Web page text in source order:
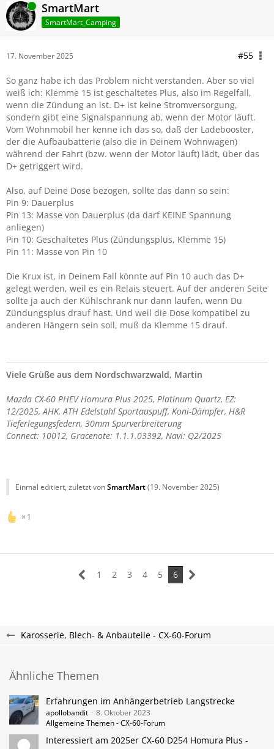
Online SmartMart
SmartMart_Camping
17. November 2025 #55
So ganz habe ich das Problem nicht verstanden. Aber so viel
weiß ich: Klemme 15 ist geschaltetes Plus, also im Regelfall,
wenn die Zündung an ist. D+ ist keine Stromversorgung,
sondern gibt eine Signalspannung ab, wenn der Motor läuft.
Vom Wohnmobil her kenne ich das so, daß der Ladebooster,
der die Aufbaubatterie (also die in Deinem Wohnwagen)
während der Fahrt (bzw. wenn der Motor läuft) lädt, über das
D+ getriggert wird.
Also, auf Deine Dose bezogen, sollte das dann so sein:
Pin 9: Dauerplus
Pin 13: Masse von Dauerplus (da darf KEINE Spannung
anliegen)
Pin 10: Geschaltetes Plus (Zündungsplus, Klemme 15)
Pin 11: Masse von Pin 10
Die Krux ist, in Deinem Fall könnte auf Pin 10 auch das D+
gelegt werden, weil es ein Relais steuert. Auf der anderen Seite
sollte ja auch der Kühlschrank nur dann laufen, wenn Du
Zündungsplus drauf hast. Und weil die Dose kompatibel zu
anderen Hängern sein soll, muß da Klemme 15 drauf.
Viele Grüße aus dem Nordschwarzwald, Martin
Mazda CX-60 PHEV Homura Plus 2025, Platinum Quartz, EZ:
12/2025, AHK, ATH Edelstahl Sportauspuff, Koni-Dämpfer, H&R
Tieferlegungsfedern, 30mm Spurverbreiterung
Connect: 10012, Gracenote: 1.1.1.03392, Navi: Q2/2025
Einmal editiert, zuletzt vonSmartMart(19. November 2025)
1
1 2 3 4 5 6
Karosserie, Blech- & Anbauteile - CX-60-Forum
Ähnliche Themen
Erfahrungen im Anhängerbetrieb Langstrecke
apollobandit
8. Oktober 2023
Allgemeine Themen - CX-60-Forum
Interessiert am 2025er CX-60 D254 Homura Plus -